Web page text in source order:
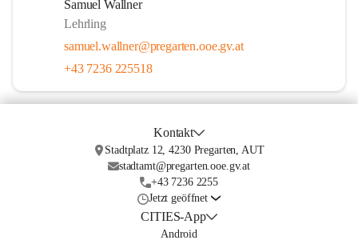
Samuel Wallner
Lehrling
samuel.wallner@pregarten.ooe.gv.at
+43 7236 225518
Kontakt
Stadtplatz 12, 4230 Pregarten, AUT
stadtamt@pregarten.ooe.gv.at
+43 7236 2255
Jetzt geöffnet
CITIES-App
Android